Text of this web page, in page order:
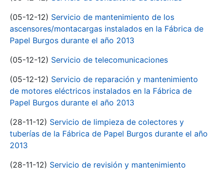
(05-12-12) Servicio de mantenimiento de los
ascensores/montacargas instalados en la Fábrica de
Papel Burgos durante el año 2013
(05-12-12) Servicio de telecomunicaciones
(05-12-12) Servicio de reparación y mantenimiento
de motores eléctricos instalados en la Fábrica de
Papel Burgos durante el año 2013
(28-11-12) Servicio de limpieza de colectores y
tuberías de la Fábrica de Papel Burgos durante el año
2013
(28-11-12) Servicio de revisión y mantenimiento